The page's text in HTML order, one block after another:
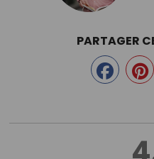
PARTAGER